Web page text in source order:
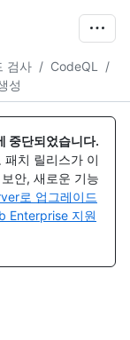
검사 / CodeQL
/
성
중단되었습니다.
패치 릴리스가 이
안, 새로운 기능
로 업그레이드
Enterprise 지원